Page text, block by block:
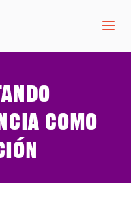
como